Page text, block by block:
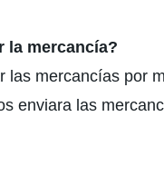
la mercancía?
las mercancías por
enviara las